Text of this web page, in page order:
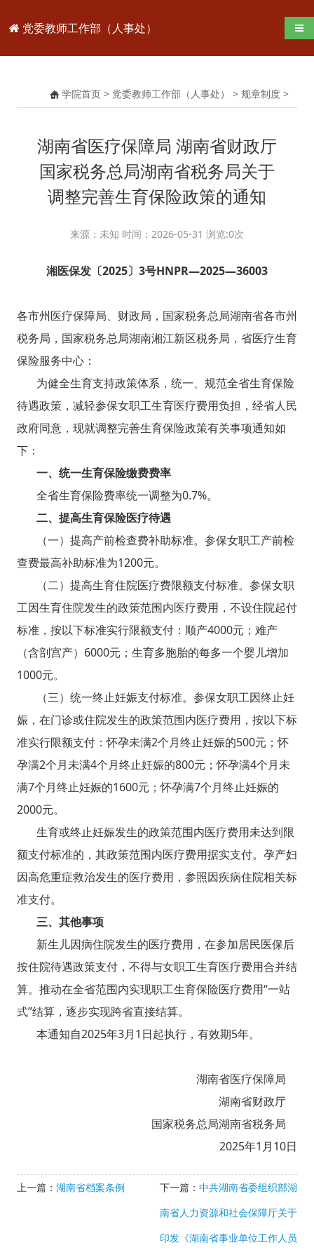
党委教师工作部（人事处） 导
学院首页 > 党委教师工作部（人事处） > 规章制度 >
湖南省医疗保障局 湖南省财政厅
国家税务总局湖南省税务局关于
调整完善生育保险政策的通知
来源：未知 时间：2026-05-31 浏览:0次
湘医保发〔2025〕3号HNPR—2025—36003
各市州医疗保障局、财政局，国家税务总局湖南省各市州
税务局，国家税务总局湖南湘江新区税务局，省医疗生育
保险服务中心：
为健全生育支持政策体系，统一、规范全省生育保险
待遇政策，减轻参保女职工生育医疗费用负担，经省人民
政府同意，现就调整完善生育保险政策有关事项通知如
下：
一、统一生育保险缴费费率
全省生育保险费率统一调整为0.7%。
二、提高生育保险医疗待遇
（一）提高产前检查费补助标准。参保女职工产前检
查费最高补助标准为1200元。
（二）提高生育住院医疗费限额支付标准。参保女职
工因生育住院发生的政策范围内医疗费用，不设住院起付
标准，按以下标准实行限额支付：顺产4000元；难产
（含剖宫产）6000元；生育多胞胎的每多一个婴儿增加
1000元。
（三）统一终止妊娠支付标准。参保女职工因终止妊
娠，在门诊或住院发生的政策范围内医疗费用，按以下标
准实行限额支付：怀孕未满2个月终止妊娠的500元；怀
孕满2个月未满4个月终止妊娠的800元；怀孕满4个月未
满7个月终止妊娠的1600元；怀孕满7个月终止妊娠的
2000元。
生育或终止妊娠发生的政策范围内医疗费用未达到限
额支付标准的，其政策范围内医疗费用据实支付。孕产妇
因高危重症救治发生的医疗费用，参照因疾病住院相关标
准支付。
三、其他事项
新生儿因病住院发生的医疗费用，在参加居民医保后
按住院待遇政策支付，不得与女职工生育医疗费用合并结
算。推动在全省范围内实现职工生育保险医疗费用“一站
式”结算，逐步实现跨省直接结算。
本通知自2025年3月1日起执行，有效期5年。
湖南省医疗保障局
湖南省财政厅
国家税务总局湖南省税务局
2025年1月10日
上一篇： 湖南省档案条例 下一篇： 中共湖南省委组织部湖
南省人力资源和社会保障厅关于
印发《湖南省事业单位工作人员